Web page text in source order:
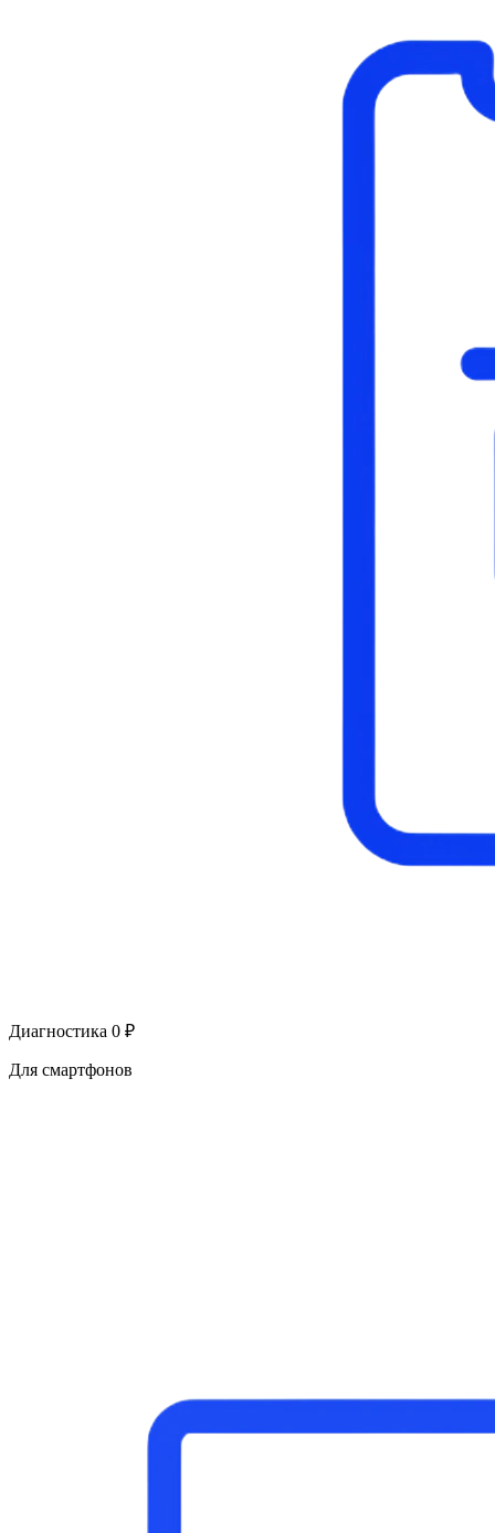
Диагностика 0 ₽
Для смартфонов